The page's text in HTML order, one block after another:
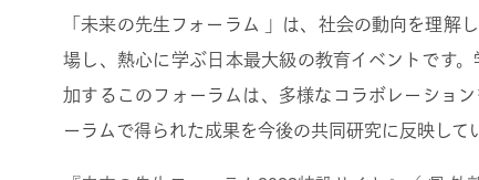
「未来の先生フォーラム 」は、社会の動向を理
場し、熱心に学ぶ日本最大級の教育イベントです
加するこのフォーラムは、多様なコラボレーショ
ーラムで得られた成果を今後の共同研究に反映して